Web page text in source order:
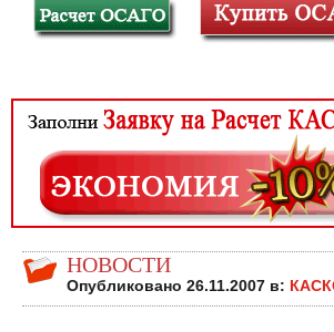
НОВОСТИ
Опубликовано 26.11.2007 в: